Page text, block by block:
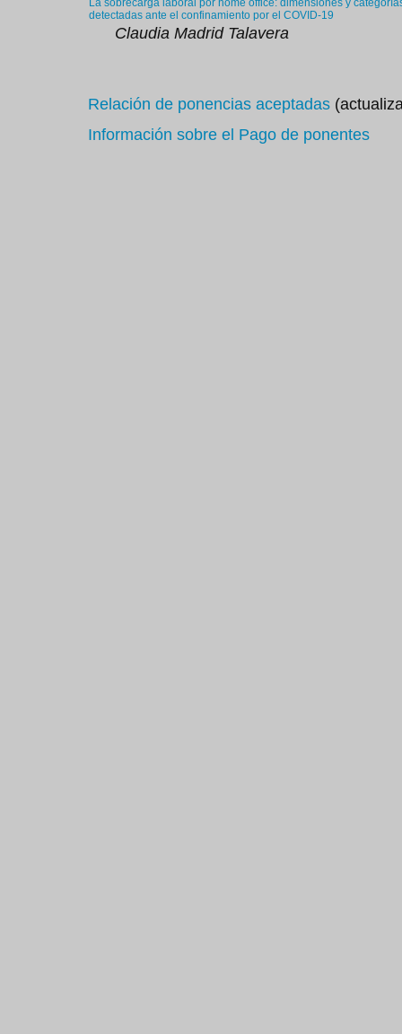
La sobrecarga laboral por home office: dimensiones y
detectadas ante el confinamiento por el COVID-19
Claudia Madrid Talavera
Relación de ponencias aceptadas
Información sobre el Pago de ponentes